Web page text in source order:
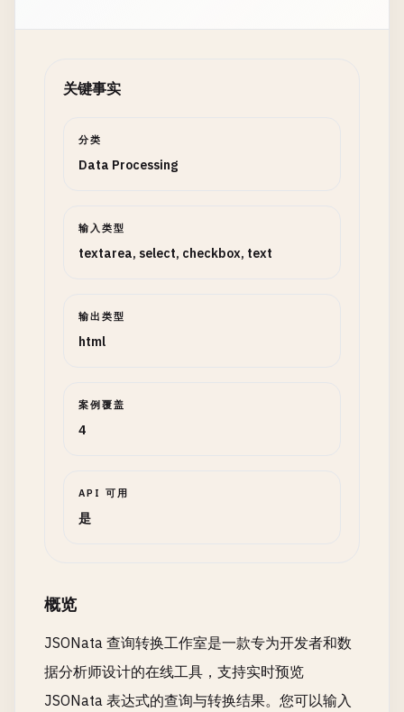
关键事实
分类
Data Processing
输入类型
textarea, select, checkbox, text
输出类型
html
案例覆盖
4
API 可用
是
概览
JSONata 查询转换工作室是一款专为开发者和数
据分析师设计的在线工具，支持实时预览
JSONata 表达式的查询与转换结果。您可以输入